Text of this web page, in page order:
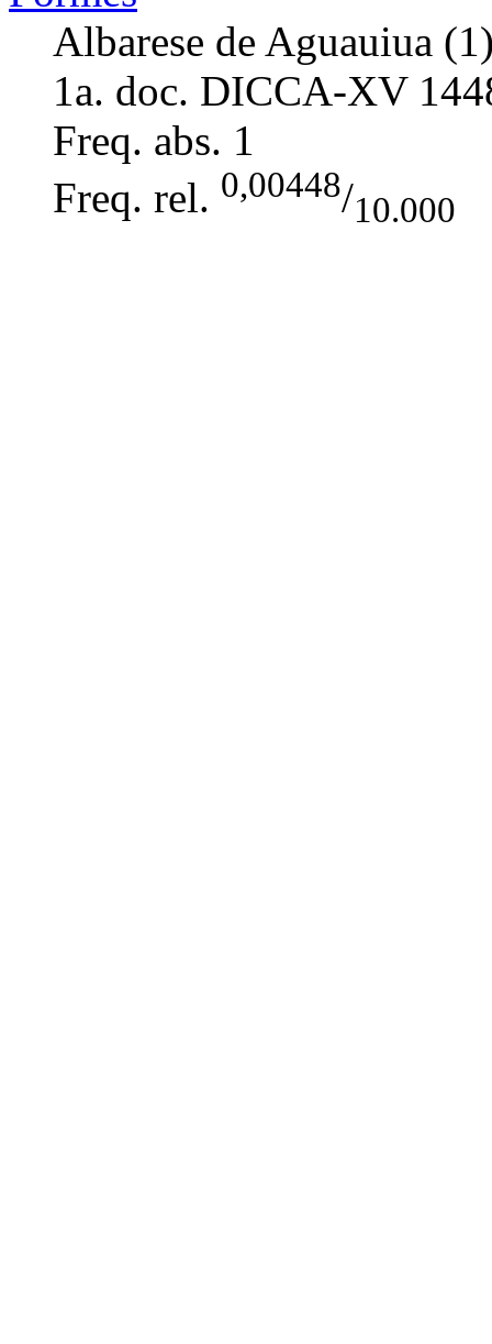
Albarese de Aguauiua
1a. doc. DICCA-XV
Freq. abs. 1
Freq. rel. 0,00448/10.000